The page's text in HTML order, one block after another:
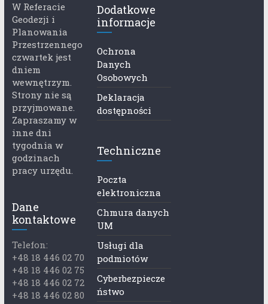
W Referacie
Geodezji i
Planowania
Przestrzennego
czwartek jest
dniem
wewnętrzym.
Strony nie są
przyjmowane.
Zapraszamy w
inne dni
tygodnia w
godzinach
pracy urzędu.
Dane
kontaktowe
Telefon:
+48 18 446 02 70
+48 18 446 02 75
+48 18 446 02 72
+48 18 446 02 80
Dodatkowe
informacje
Ochrona
Danych
Osobowych
Deklaracja
dostępności
Techniczne
Poczta
elektroniczna
Chmura danych
UM
Usługi dla
podmiotów
Cyberbezpiecze
ństwo